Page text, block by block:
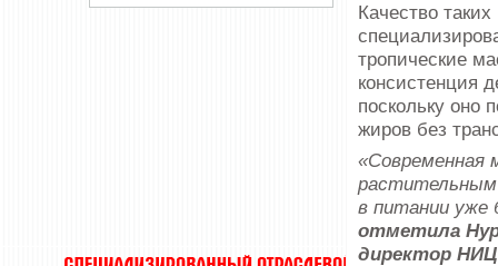
Качество
тропические
консистенция
поскольку оно
жиров без
«Современная
в питании уже
отметила
директор НИЦ